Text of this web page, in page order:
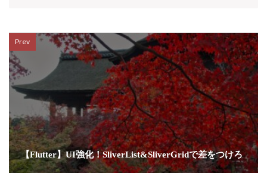
Prev
【Flutter】UI強化！SliverList&SliverGridで差をつけろ